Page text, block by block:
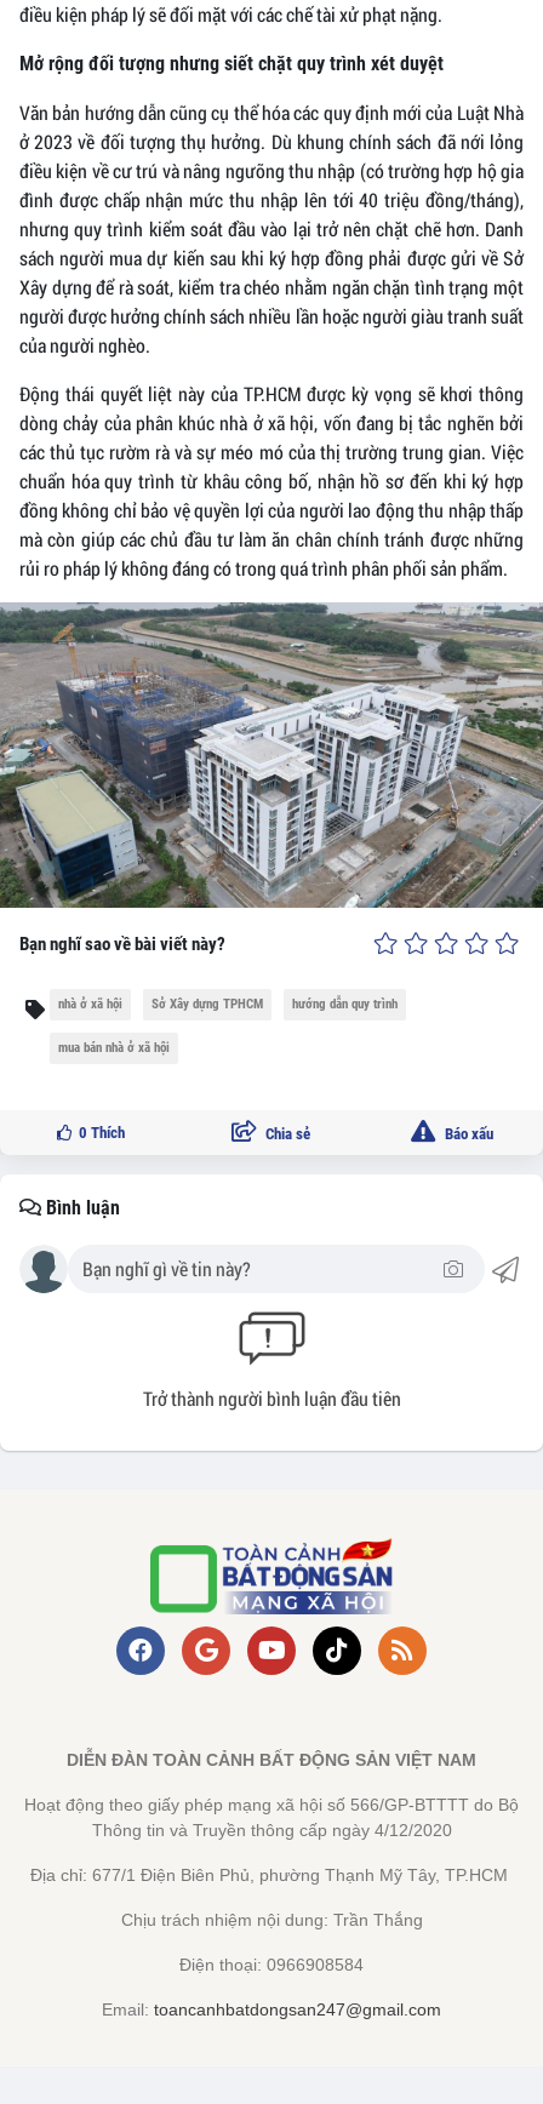
điều kiện pháp lý sẽ đối mặt với các chế tài xử phạt nặng.
Mở rộng đối tượng nhưng siết chặt quy trình xét duyệt
Văn bản hướng dẫn cũng cụ thể hóa các quy định mới của Luật Nhà
ở 2023 về đối tượng thụ hưởng. Dù khung chính sách đã nới lỏng
điều kiện về cư trú và nâng ngưỡng thu nhập (có trường hợp hộ gia
đình được chấp nhận mức thu nhập lên tới 40 triệu đồng/tháng),
nhưng quy trình kiểm soát đầu vào lại trở nên chặt chẽ hơn. Danh
sách người mua dự kiến sau khi ký hợp đồng phải được gửi về Sở
Xây dựng để rà soát, kiểm tra chéo nhằm ngăn chặn tình trạng một
người được hưởng chính sách nhiều lần hoặc người giàu tranh suất
của người nghèo.
Động thái quyết liệt này của TP.HCM được kỳ vọng sẽ khơi thông
dòng chảy của phân khúc nhà ở xã hội, vốn đang bị tắc nghẽn bởi
các thủ tục rườm rà và sự méo mó của thị trường trung gian. Việc
chuẩn hóa quy trình từ khâu công bố, nhận hồ sơ đến khi ký hợp
đồng không chỉ bảo vệ quyền lợi của người lao động thu nhập thấp
mà còn giúp các chủ đầu tư làm ăn chân chính tránh được những
rủi ro pháp lý không đáng có trong quá trình phân phối sản phẩm.
Bạn nghĩ sao về bài viết này?
nhà ở xã hội Sở Xây dựng TPHCM hướng dẫn quy trình
mua bán nhà ở xã hội
0 Thích Chia sẻ Báo xấu
Bình luận
Trở thành người bình luận đầu tiên
DIỄN ĐÀN TOÀN CẢNH BẤT ĐỘNG SẢN VIỆT NAM
Hoạt động theo giấy phép mạng xã hội số 566/GP-BTTTT do Bộ
Thông tin và Truyền thông cấp ngày 4/12/2020
Địa chỉ: 677/1 Điện Biên Phủ, phường Thạnh Mỹ Tây, TP.HCM
Chịu trách nhiệm nội dung: Trần Thắng
Điện thoại: 0966908584
Email: toancanhbatdongsan247@gmail.com